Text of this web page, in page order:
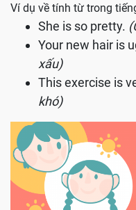
Ví dụ về tính từ trong
She is so pretty.
Your new hair is
xấu)
This exercise is
khó)